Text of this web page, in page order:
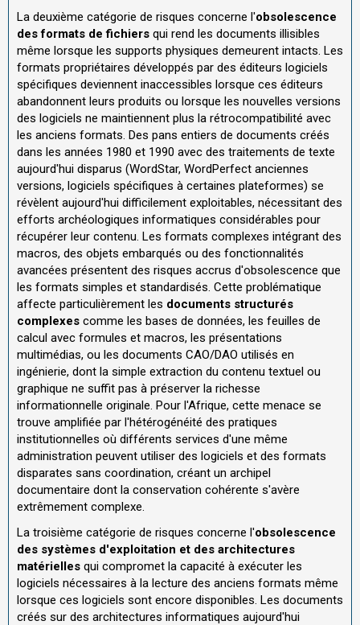
La deuxième catégorie de risques concerne l'obsolescence
des formats de fichiers qui rend les documents illisibles
même lorsque les supports physiques demeurent intacts. Les
formats propriétaires développés par des éditeurs logiciels
spécifiques deviennent inaccessibles lorsque ces éditeurs
abandonnent leurs produits ou lorsque les nouvelles versions
des logiciels ne maintiennent plus la rétrocompatibilité avec
les anciens formats. Des pans entiers de documents créés
dans les années 1980 et 1990 avec des traitements de texte
aujourd'hui disparus (WordStar, WordPerfect anciennes
versions, logiciels spécifiques à certaines plateformes) se
révèlent aujourd'hui difficilement exploitables, nécessitant des
efforts archéologiques informatiques considérables pour
récupérer leur contenu. Les formats complexes intégrant des
macros, des objets embarqués ou des fonctionnalités
avancées présentent des risques accrus d'obsolescence que
les formats simples et standardisés. Cette problématique
affecte particulièrement les documents structurés
complexes comme les bases de données, les feuilles de
calcul avec formules et macros, les présentations
multimédias, ou les documents CAO/DAO utilisés en
ingénierie, dont la simple extraction du contenu textuel ou
graphique ne suffit pas à préserver la richesse
informationnelle originale. Pour l'Afrique, cette menace se
trouve amplifiée par l'hétérogénéité des pratiques
institutionnelles où différents services d'une même
administration peuvent utiliser des logiciels et des formats
disparates sans coordination, créant un archipel
documentaire dont la conservation cohérente s'avère
extrêmement complexe.
La troisième catégorie de risques concerne l'obsolescence
des systèmes d'exploitation et des architectures
matérielles qui compromet la capacité à exécuter les
logiciels nécessaires à la lecture des anciens formats même
lorsque ces logiciels sont encore disponibles. Les documents
créés sur des architectures informatiques aujourd'hui